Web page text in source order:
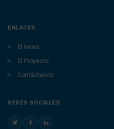
ENLACES
El News
El Proyecto
Contáctanos
REDES SOCIALES